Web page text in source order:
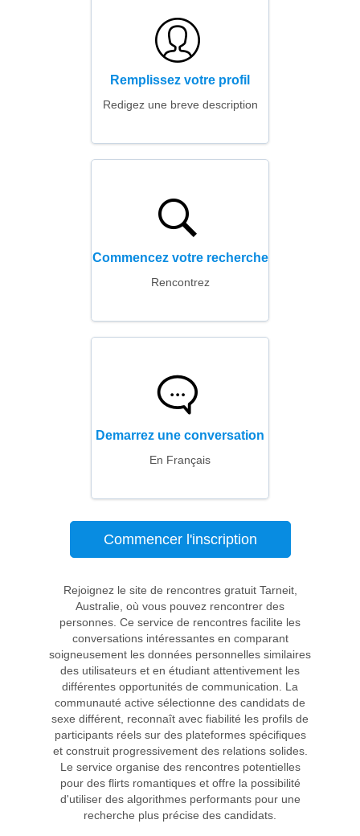
Remplissez votre profil
Redigez une breve description
Commencez votre recherche
Rencontrez
Demarrez une conversation
En Français
Commencer l'inscription
Rejoignez le site de rencontres gratuit Tarneit,
Australie, où vous pouvez rencontrer des
personnes. Ce service de rencontres facilite les
conversations intéressantes en comparant
soigneusement les données personnelles similaires
des utilisateurs et en étudiant attentivement les
différentes opportunités de communication. La
communauté active sélectionne des candidats de
sexe différent, reconnaît avec fiabilité les profils de
participants réels sur des plateformes spécifiques
et construit progressivement des relations solides.
Le service organise des rencontres potentielles
pour des flirts romantiques et offre la possibilité
d'utiliser des algorithmes performants pour une
recherche plus précise des candidats.